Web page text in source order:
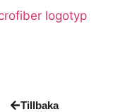
Tillbaka